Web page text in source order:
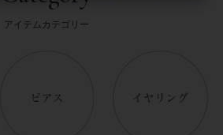
アイテムカテゴリー